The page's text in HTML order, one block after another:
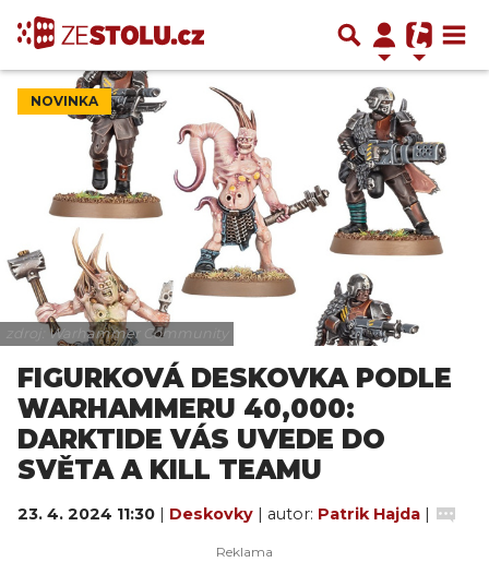
NOVINKA
zdroj: Warhammer Community
FIGURKOVÁ DESKOVKA PODLE
WARHAMMERU 40,000:
DARKTIDE VÁS UVEDE DO
SVĚTA A KILL TEAMU
23. 4. 2024 11:30 | Deskovky | autor: Patrik Hajda |